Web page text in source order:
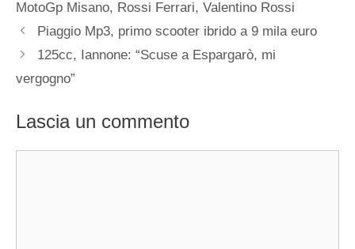
MotoGp Misano, Rossi Ferrari, Valentino Rossi
Piaggio Mp3, primo scooter ibrido a 9 mila euro
125cc, Iannone: “Scuse a Espargarò, mi
vergogno”
Lascia un commento